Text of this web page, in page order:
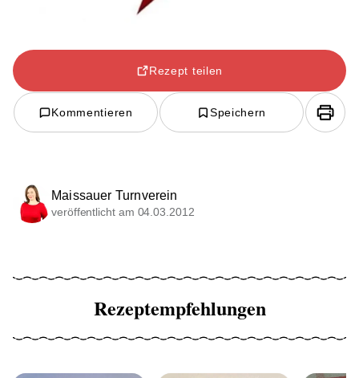
Rezept teilen
Kommentieren Speichern
Maissauer Turnverein
veröffentlicht am 04.03.2012
Rezeptempfehlungen